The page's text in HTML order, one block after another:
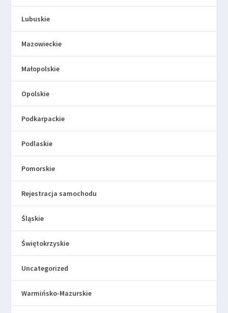
Lubuskie
Mazowieckie
Małopolskie
Opolskie
Podkarpackie
Podlaskie
Pomorskie
Rejestracja samochodu
Śląskie
Świętokrzyskie
Uncategorized
Warmińsko-Mazurskie